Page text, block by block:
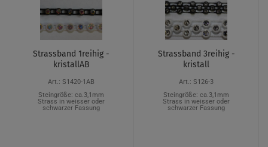
Strassband 1reihig -
kristallAB
Art.: S1420-1AB
Steingröße: ca.3,1mm
Strass in weisser oder
schwarzer Fassung
Strassband 3reihig -
kristall
Art.: S126-3
Steingröße: ca.3,1mm
Strass in weisser oder
schwarzer Fassung